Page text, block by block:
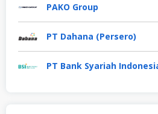
PAKO Group
PT Dahana (Persero)
PT Bank Syariah